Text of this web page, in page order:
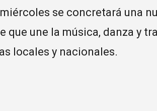
se concretará una
que une la música, danza y
locales y nacionales.